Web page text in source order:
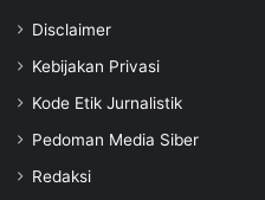
Disclaimer
Kebijakan Privasi
Kode Etik Jurnalistik
Pedoman Media Siber
Redaksi